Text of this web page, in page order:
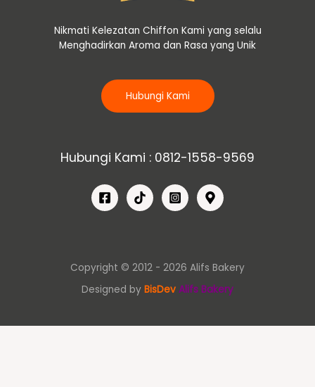
Nikmati Kelezatan Chiffon Kami yang selalu
Menghadirkan Aroma dan Rasa yang Unik
Hubungi Kami
Hubungi Kami : 0812-1558-9569
Copyright © 2012 - 2026 Alifs Bakery
Designed by BisDev Alifs Bakery